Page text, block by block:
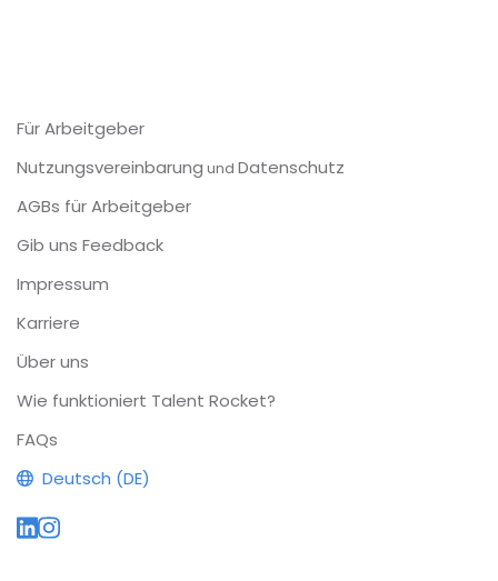
Für Arbeitgeber
Nutzungsvereinbarung und Datenschutz
AGBs für Arbeitgeber
Gib uns Feedback
Impressum
Karriere
Über uns
Wie funktioniert Talent Rocket?
FAQs
Deutsch (DE)